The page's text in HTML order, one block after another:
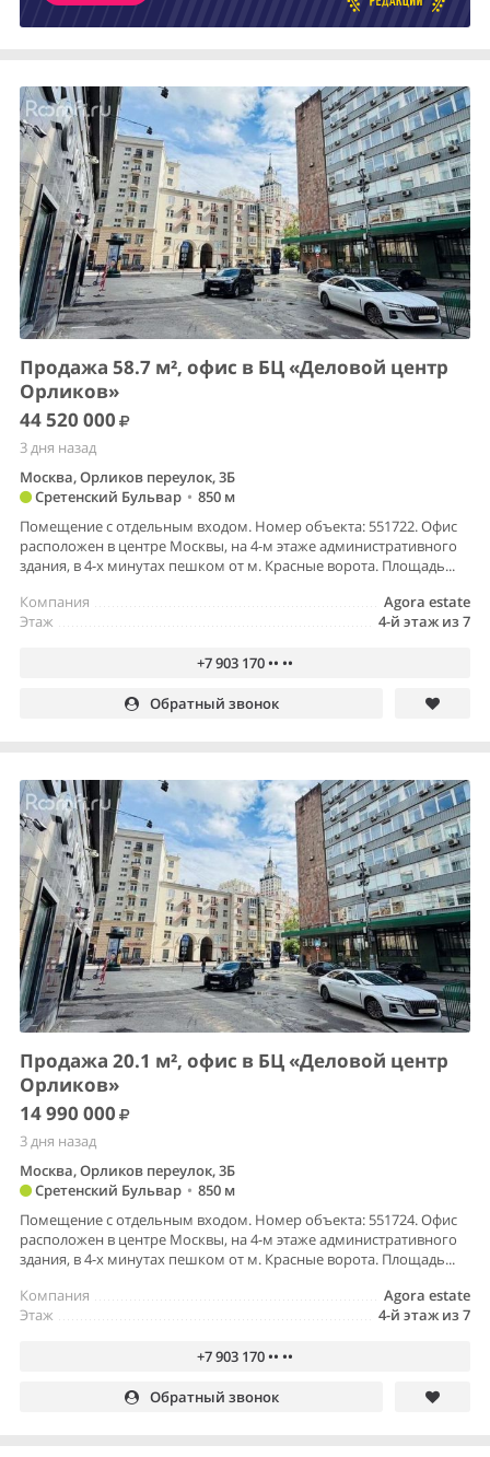
Продажа 58.7 м², офис в БЦ «Деловой центр
Орликов»
44 520 000
3 дня назад
Москва, Орликов переулок, 3Б
Сретенский Бульвар • 850 м
Помещение с отдельным входом. Номер объекта: 551722. Офис
расположен в центре Москвы, на 4-м этаже административного
здания, в 4-х минутах пешком от м. Красные ворота. Площадь...
Agora estate
Компания
4-й этаж из 7
Этаж
+7 903 170 •• ••
Обратный звонок
Продажа 20.1 м², офис в БЦ «Деловой центр
Орликов»
14 990 000
3 дня назад
Москва, Орликов переулок, 3Б
Сретенский Бульвар • 850 м
Помещение с отдельным входом. Номер объекта: 551724. Офис
расположен в центре Москвы, на 4-м этаже административного
здания, в 4-х минутах пешком от м. Красные ворота. Площадь...
Agora estate
Компания
4-й этаж из 7
Этаж
+7 903 170 •• ••
Обратный звонок